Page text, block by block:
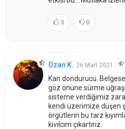
3 0
Ozan K. 26 Mart 2021
Kan dondurucu.
göz önüne sürme
sisteme verdiğimiz
kendi üzerimize düşen
örgütlerin bu tarz
kıvılcım çıkartırız.